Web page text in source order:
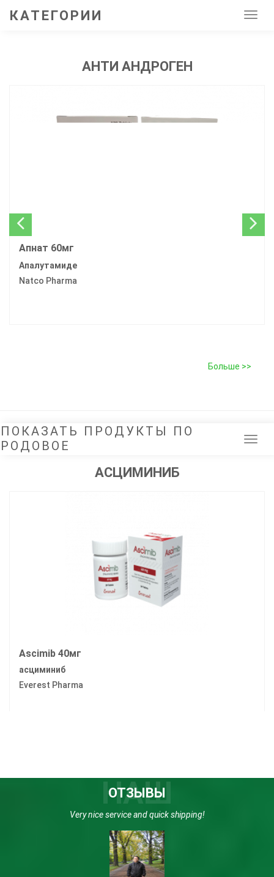
КАТЕГОРИИ
АНТИ АНДРОГЕН
Апнат 60мг
Апалутамиде
Natco Pharma
Больше >>
ПОКАЗАТЬ ПРОДУКТЫ ПО
РОДОВОЕ
АСЦИМИНИБ
Ascimib 40мг
асциминиб
Everest Pharma
НАШ
ОТЗЫВЫ
Very nice service and quick shipping!